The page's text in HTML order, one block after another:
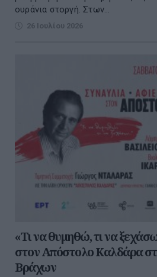
ουράνια στοργή. Στων...
26 Ιουλίου 2026
«Τι να θυμηθώ, τι να
στον Απόστολο Καλδάρα
Βράχων